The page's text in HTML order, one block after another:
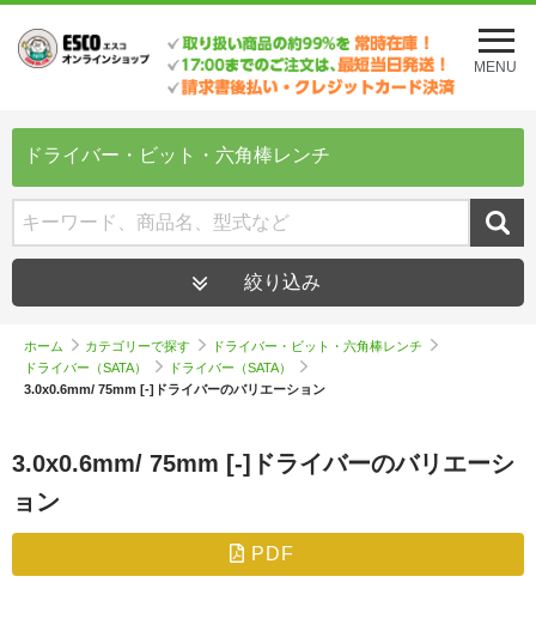
メ
ニ
ュ
を
MENU
ドライバー・ビット・六角棒レンチ
絞り込み
ホーム カテゴリーで探す
ドライバー・ビット・六角棒レンチ
ドライバー（SATA）
ドライバー（SATA）
3.0x0.6mm/ 75mm [-]ドライバーのバリエーション
3.0x0.6mm/ 75mm [-]ドライバーのバリエーシ
ョン
PDF